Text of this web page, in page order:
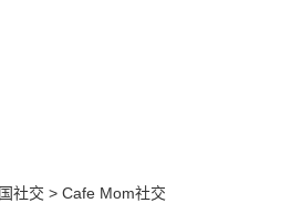
社交 > Cafe Mom社交